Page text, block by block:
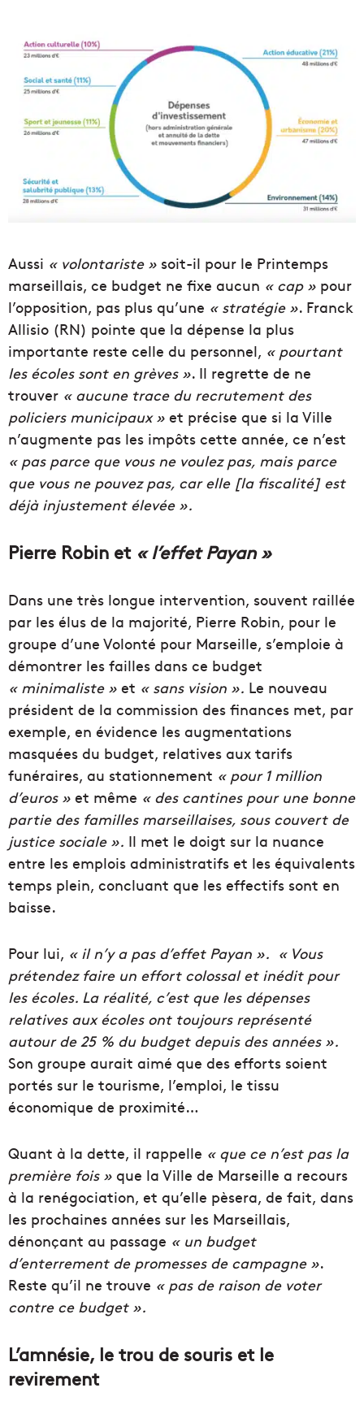
Aussi « volontariste » soit-il pour le Printemps
marseillais, ce budget ne fixe aucun « cap » pour
l’opposition, pas plus qu’une « stratégie ». Franck
Allisio (RN) pointe que la dépense la plus
importante reste celle du personnel, « pourtant
les écoles sont en grèves ». Il regrette de ne
trouver « aucune trace du recrutement des
policiers municipaux » et précise que si la Ville
n’augmente pas les impôts cette année, ce n’est
« pas parce que vous ne voulez pas, mais parce
que vous ne pouvez pas, car elle [la fiscalité] est
déjà injustement élevée ».
Pierre Robin et « l’effet Payan »
Dans une très longue intervention, souvent raillée
par les élus de la majorité, Pierre Robin, pour le
groupe d’une Volonté pour Marseille, s’emploie à
démontrer les failles dans ce budget
« minimaliste » et « sans vision ». Le nouveau
président de la commission des finances met, par
exemple, en évidence les augmentations
masquées du budget, relatives aux tarifs
funéraires, au stationnement « pour 1 million
d’euros » et même « des cantines pour une bonne
partie des familles marseillaises, sous couvert de
justice sociale ». Il met le doigt sur la nuance
entre les emplois administratifs et les équivalents
temps plein, concluant que les effectifs sont en
baisse.
Pour lui, « il n’y a pas d’effet Payan ». « Vous
prétendez faire un effort colossal et inédit pour
les écoles. La réalité, c’est que les dépenses
relatives aux écoles ont toujours représenté
autour de 25 % du budget depuis des années ».
Son groupe aurait aimé que des efforts soient
portés sur le tourisme, l’emploi, le tissu
économique de proximité…
Quant à la dette, il rappelle « que ce n’est pas la
première fois » que la Ville de Marseille a recours
à la renégociation, et qu’elle pèsera, de fait, dans
les prochaines années sur les Marseillais,
dénonçant au passage « un budget
d’enterrement de promesses de campagne ».
Reste qu’il ne trouve « pas de raison de voter
contre ce budget ».
L’amnésie, le trou de souris et le
revirement